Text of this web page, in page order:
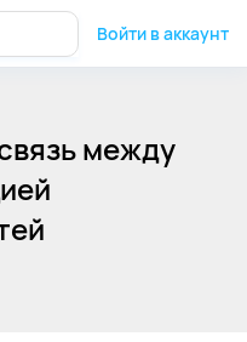
Войти в аккаунт
между